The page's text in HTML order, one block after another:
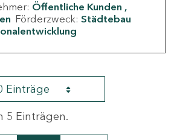
Öffentliche Kunden
Förderzweck: Städtebau
Einträge
5 Einträgen.